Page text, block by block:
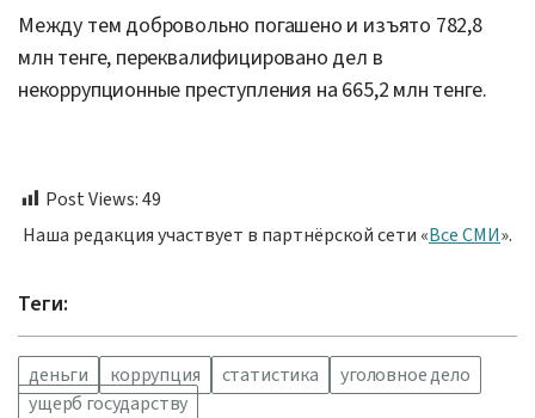
Между тем добровольно погашено и изъято 782,8
млн тенге, переквалифицировано дел в
некоррупционные преступления на 665,2 млн тенге.
Post Views:49
Наша редакция участвует в партнёрской сети «Все СМИ».
Теги:
деньги коррупция статистика
уголовное дело
ущерб государству